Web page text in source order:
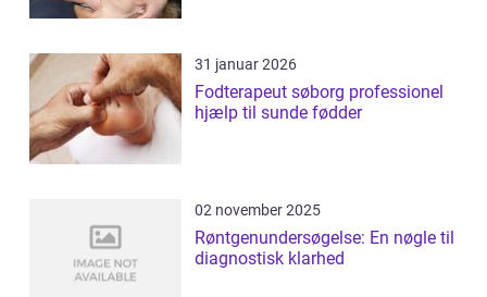
31 januar 2026
Fodterapeut søborg professionel
hjælp til sunde fødder
02 november 2025
Røntgenundersøgelse: En nøgle til
diagnostisk klarhed